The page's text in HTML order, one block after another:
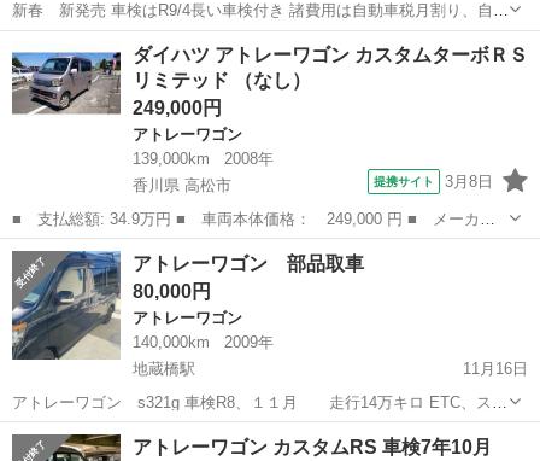
新春 新発売 車検はR9/4長い車検付き 諸費用は自動車税月割り、自賠
責月割り、重量税月割り、リサイクル費 年式平成24年式 走行距離約
16万キロですが、絶好調 写真が良く撮れております、傷及び汚れ等は
有ります 屋根はクリア...
石井駅 アトレーワゴン アトレー
ダイハツ アトレーワゴン カスタムターボＲＳ
リミテッド （なし）
249,000円
アトレーワゴン
139,000km
2008年
香川県 高松市
提携サイト 3月8日
■ 支払総額: 34.9万円 ■ 車両本体価格： 249,000 円 ■ メーカー
名： ダイハツ ■ 車種名： アトレーワゴン ■ グレード名： カ
スタムターボＲＳリミテッド ■ 排気量： 660cc ■ ドア枚数：
5D...
香川 高松市 アトレーワゴン
アトレーワゴン 部品取車
80,000円
アトレーワゴン
140,000km
2009年
地蔵橋駅
11月16日
アトレーワゴン s321g 車検R8、１１月 走行14万キロ ETC、スラ
イドドア エンジン載せ替えが必要です。その他悪い箇所素人なので分
かりません。現状はシリンダーが１つ動いていませんのでギリギリ動
徳島 徳島市 地蔵橋駅 アトレーワゴン エンジン
アトレーワゴン カスタムRS 車検7年10月